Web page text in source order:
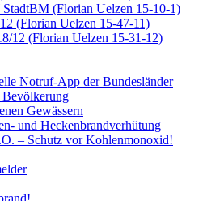
(Florian Uelzen 15-10-1)
(Florian Uelzen 15-47-11)
12 (Florian Uelzen 15-31-12)
Notruf-App der Bundesländer
Bevölkerung
Gewässern
und Heckenbrandverhütung
– Schutz vor Kohlenmonoxid!